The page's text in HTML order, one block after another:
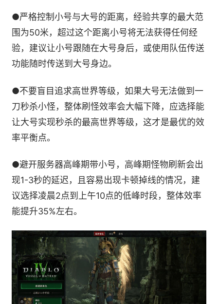
●严格控制小号与大号的距离，经验共享的最大范
围为50米，超过这个距离小号将无法获得任何经
验，建议让小号跟随在大号身后，或使用队伍传送
功能随时传送到大号身边。
●不要盲目追求高世界等级，如果大号无法做到一
刀秒杀小怪，整体刷怪效率会大幅下降，应选择能
让大号实现秒杀的最高世界等级，这才是最优的效
率平衡点。
●避开服务器高峰期带小号，高峰期怪物刷新会出
现1-3秒的延迟，且容易出现卡顿掉线的情况，建
议选择凌晨2点到上午10点的低峰时段，整体效率
能提升35%左右。